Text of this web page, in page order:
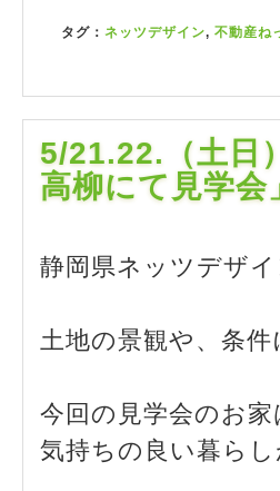
タグ： ネッツデザイン, 不動産ね
5/21.22.（土日
高柳にて見学会
静岡県ネッツデザ
土地の景観や、条
今回の見学会のお
気持ちの良い暮ら